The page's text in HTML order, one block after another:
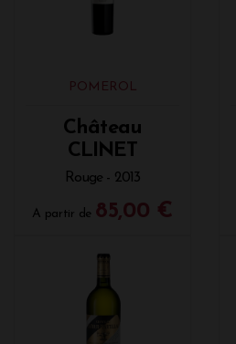
POMEROL
Château
CLINET
Rouge - 2013
A partir de 85,00 €